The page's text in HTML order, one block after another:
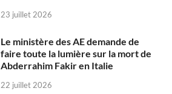
23 juillet 2026
Le ministère des AE demande de
faire toute la lumière sur la mort de
Abderrahim Fakir en Italie
22 juillet 2026